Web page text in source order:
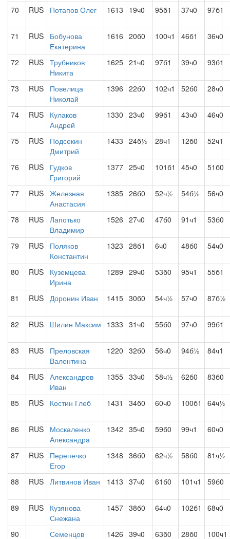
70 RUS Потапов Олег 1613 19ч0 95б1 37ч0 97б1
71 RUS
Бобунова
Екатерина
1616 20б0 100ч1 46б1 36ч0
72 RUS Трубников
Никита
1625 21ч0 97б1 39ч0 93б1
73 RUS
Повелица
Николай
1396 22б0 102ч1 52б0 28ч0
74 RUS
Кулаков
Андрей
1330 23ч0 99б1 43ч0 46ч0
75 RUS
Подсекин
Дмитрий
1433 24б½ 28ч1 12б0 52ч1
76 RUS
Гудков
Григорий
1377 25ч0 101б1 45ч0 51б0
77 RUS Железная
Анастасия
1385 26б0 52ч½ 54б½ 56ч0
78 RUS Лапотько
Владимир
1526 27ч0 47б0 91ч1 53б0
79 RUS
Поляков
Константин
1323 28б1 6ч0 48б0 54ч0
80 RUS
Куземцева
Ирина
1289 29ч0 53б0 95ч1 55б1
81 RUS Доронин Иван 1415 30б0 54ч½ 57ч0 87б½
82 RUS Шилин Максим 1333 31ч0 55б0 97ч0 99б1
83 RUS
Преловская
Валентина
1220 32б0 56ч0 94б½ 84ч1
84 RUS Александров
Иван
1355 33ч0 58ч½ 62б0 83б0
85 RUS Костин Глеб 1431 34б0 60ч0 100б1 64ч½
86 RUS
Москаленко
Александра
1342 35ч0 59б0 99ч1 60ч0
87 RUS
Перепечко
Егор
1348 36б0 62ч½ 58б0 81ч½
88 RUS Литвинов Иван 1413 37ч0 61б0 101ч1 59б0
89 RUS
Кузянова
Снежана
1457 38б0 64ч0 102б1 68ч0
90
Семенцов
1426 39ч0 63б0 28б0 100ч1